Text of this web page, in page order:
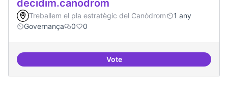
decidim.canodrom
Treballem el pla estratègic del Canòdrom
1 any
Governança
0 0
Votedecidim.canodrom